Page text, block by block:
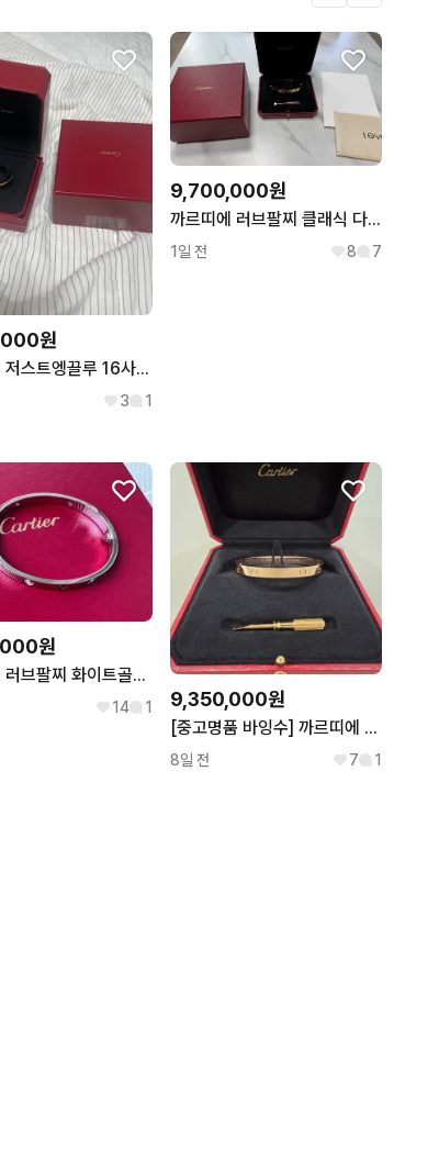
원
까르띠에 저스트엥끌루 16사이즈 로골
3 1
9,700,000원
까르띠에 러브팔찌 클래식 다이아 4p 핑크골드 19호
1일 전 8 7
원
까르띠에 러브팔찌 화이트골드 4p 다이아
14 1 9,350,000원
[중고명품 바잉수] 까르띠에 러브팔찌 클래식 로즈골드 17호
8일 전 7 1